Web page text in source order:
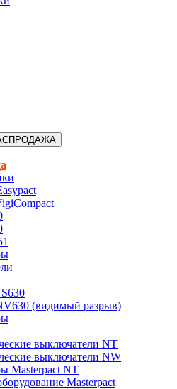
(видимый разрыв)
выключатели NT
выключатели NW
Masterpact NT
Masterpact